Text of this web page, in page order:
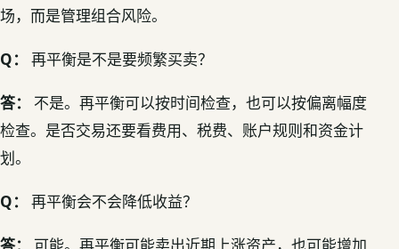
场，而是管理组合风险。
Q： 再平衡是不是要频繁买卖？
答：
不是。再平衡可以按时间检查，也可以按偏离幅度
检查。是否交易还要看费用、税费、账户规则和资金计
划。
Q： 再平衡会不会降低收益？
答：
可能。再平衡可能卖出近期上涨资产，也可能增加